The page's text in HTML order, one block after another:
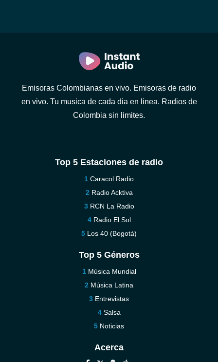
Emisoras Colombianas en vivo. Emisoras de radio
en vivo. Tu musica de cada dia en linea. Radios de
Colombia sin limites.
Top 5 Estaciones de radio
Caracol Radio
Radio Acktiva
RCN La Radio
Radio El Sol
Los 40 (Bogotá)
Top 5 Géneros
Música Mundial
Música Latina
Entrevistas
Salsa
Noticias
Acerca